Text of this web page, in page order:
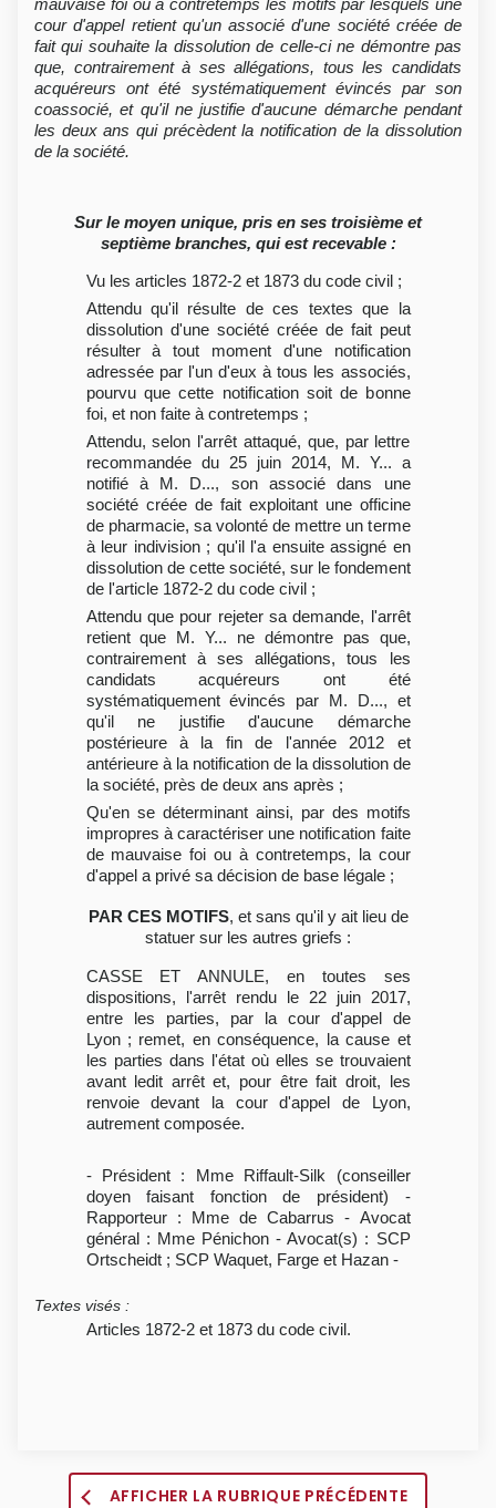
mauvaise foi ou à contretemps les motifs par lesquels une
cour d'appel retient qu'un associé d'une société créée de
fait qui souhaite la dissolution de celle-ci ne démontre pas
que, contrairement à ses allégations, tous les candidats
acquéreurs ont été systématiquement évincés par son
coassocié, et qu'il ne justifie d'aucune démarche pendant
les deux ans qui précèdent la notification de la dissolution
de la société.
Sur le moyen unique, pris en ses troisième et
septième branches, qui est recevable :
Vu les articles 1872-2 et 1873 du code civil ;
Attendu qu'il résulte de ces textes que la
dissolution d'une société créée de fait peut
résulter à tout moment d'une notification
adressée par l'un d'eux à tous les associés,
pourvu que cette notification soit de bonne
foi, et non faite à contretemps ;
Attendu, selon l'arrêt attaqué, que, par lettre
recommandée du 25 juin 2014, M. Y... a
notifié à M. D..., son associé dans une
société créée de fait exploitant une officine
de pharmacie, sa volonté de mettre un terme
à leur indivision ; qu'il l'a ensuite assigné en
dissolution de cette société, sur le fondement
de l'article 1872-2 du code civil ;
Attendu que pour rejeter sa demande, l'arrêt
retient que M. Y... ne démontre pas que,
contrairement à ses allégations, tous les
candidats acquéreurs ont été
systématiquement évincés par M. D..., et
qu'il ne justifie d'aucune démarche
postérieure à la fin de l'année 2012 et
antérieure à la notification de la dissolution de
la société, près de deux ans après ;
Qu'en se déterminant ainsi, par des motifs
impropres à caractériser une notification faite
de mauvaise foi ou à contretemps, la cour
d'appel a privé sa décision de base légale ;
PAR CES MOTIFS, et sans qu'il y ait lieu de
statuer sur les autres griefs :
CASSE ET ANNULE, en toutes ses
dispositions, l'arrêt rendu le 22 juin 2017,
entre les parties, par la cour d'appel de
Lyon ; remet, en conséquence, la cause et
les parties dans l'état où elles se trouvaient
avant ledit arrêt et, pour être fait droit, les
renvoie devant la cour d'appel de Lyon,
autrement composée.
- Président : Mme Riffault-Silk (conseiller
doyen faisant fonction de président) -
Rapporteur : Mme de Cabarrus - Avocat
général : Mme Pénichon - Avocat(s) : SCP
Ortscheidt ; SCP Waquet, Farge et Hazan -
Textes visés :
Articles 1872-2 et 1873 du code civil.
AFFICHER LA RUBRIQUE PRÉCÉDENTE